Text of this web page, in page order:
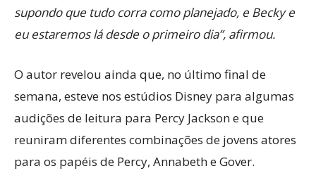
supondo que tudo corra como planejado, e Becky e
eu estaremos lá desde o primeiro dia”, afirmou.
O autor revelou ainda que, no último final de
semana, esteve nos estúdios Disney para algumas
audições de leitura para Percy Jackson e que
reuniram diferentes combinações de jovens atores
para os papéis de Percy, Annabeth e Gover.